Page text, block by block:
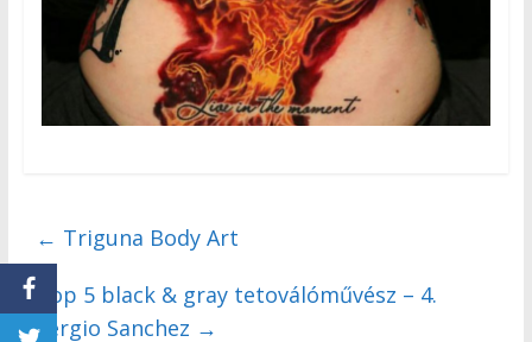
← Triguna Body Art
Top 5 black & gray tetoválóművész – 4.
Sergio Sanchez →